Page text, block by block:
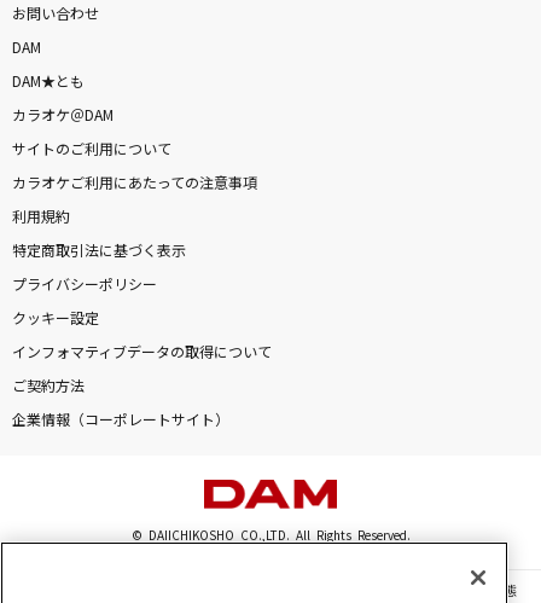
お問い合わせ
DAM
DAM★とも
カラオケ＠DAM
サイトのご利用について
カラオケご利用にあたっての注意事項
利用規約
特定商取引法に基づく表示
プライバシーポリシー
クッキー設定
インフォマティブデータの取得について
ご契約方法
企業情報（コーポレートサイト）
© DAIICHIKOSHO CO.,LTD. All Rights Reserved.
このサイトに掲載されている一切の文章・画像・写真・動画・音声等を、手段や形態